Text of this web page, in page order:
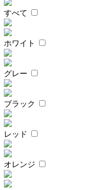
すべて
ホワイト
グレー
ブラック
レッド
オレンジ